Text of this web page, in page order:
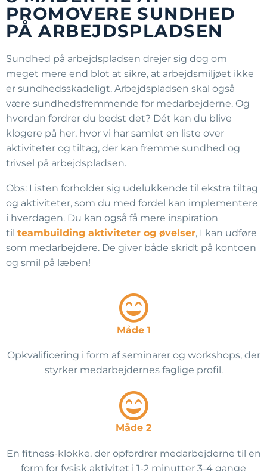
PROMOVERE SUNDHED
PÅ ARBEJDSPLADSEN
Sundhed på arbejdspladsen drejer sig dog om
meget mere end blot at sikre, at arbejdsmiljøet ikke
er sundhedsskadeligt. Arbejdspladsen skal også
være sundhedsfremmende for medarbejderne. Og
hvordan fordrer du bedst det? Dét kan du blive
klogere på her, hvor vi har samlet en liste over
aktiviteter og tiltag, der kan fremme sundhed og
trivsel på arbejdspladsen.
Obs: Listen forholder sig udelukkende til ekstra tiltag
og aktiviteter, som du med fordel kan implementere
i hverdagen. Du kan også få mere inspiration
til teambuilding aktiviteter og øvelser, I kan udføre
som medarbejdere. De giver både skridt på kontoen
og smil på læben!
Måde 1
Opkvalificering i form af seminarer og workshops, der
styrker medarbejdernes faglige profil.
Måde 2
En fitness-klokke, der opfordrer medarbejderne til en
form for fysisk aktivitet i 1-2 minutter 3-4 gange